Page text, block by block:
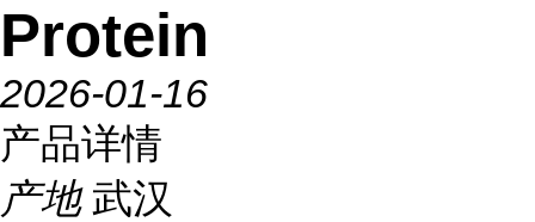
Protein
2026-01-16
产品详情
产地 武汉